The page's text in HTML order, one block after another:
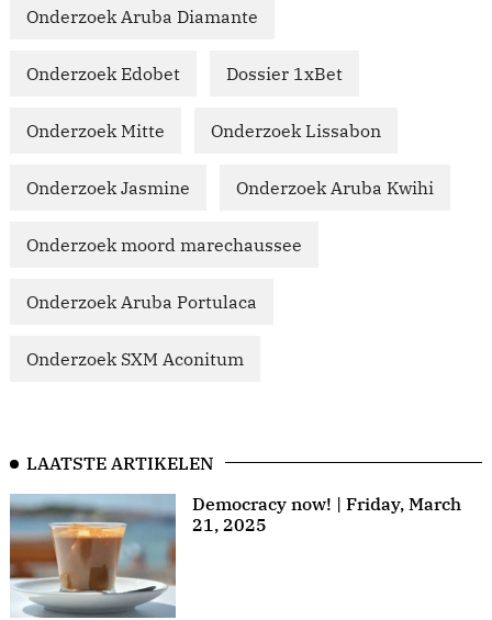
Onderzoek Aruba Diamante
Onderzoek Edobet Dossier 1xBet
Onderzoek Mitte Onderzoek Lissabon
Onderzoek Jasmine Onderzoek Aruba Kwihi
Onderzoek moord marechaussee
Onderzoek Aruba Portulaca
Onderzoek SXM Aconitum
LAATSTE ARTIKELEN
Democracy now! | Friday, March
21, 2025